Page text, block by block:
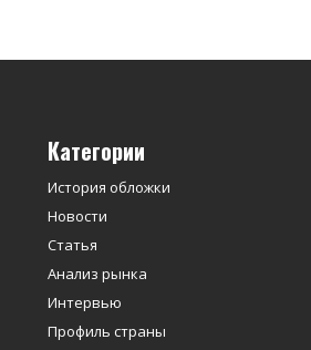
Категории
История обложки
Новости
Статья
Анализ рынка
Интервью
Профиль страны